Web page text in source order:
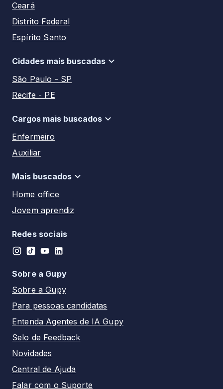
Ceará
Distrito Federal
Espírito Santo
Mato Grosso
Mato Grosso do Sul
Minas Gerais
Pará
Paraíba
Pernambuco
Piauí
Rio de Janeiro
Rio Grande do Norte
Rio Grande do Sul
Roraima
Santa Catarina
São Paulo
Sergipe
Tocantins
Cidades mais buscadas
São Paulo - SP
Recife - PE
Aracaju - SE
Rio de Janeiro - RJ
Tatuí - SP
Santos - SP
Franca - SP
Cargos mais buscados
Enfermeiro
Auxiliar
Técnico de enfermagem
Auxiliar administrativo
Recepcionista
Analista
Advogado
Mais buscados
Home office
Jovem aprendiz
Redes sociais
Sobre a Gupy
Sobre a Gupy
Para pessoas candidatas
Entenda Agentes de IA Gupy
Selo de Feedback
Novidades
Central de Ajuda
Falar com o Suporte